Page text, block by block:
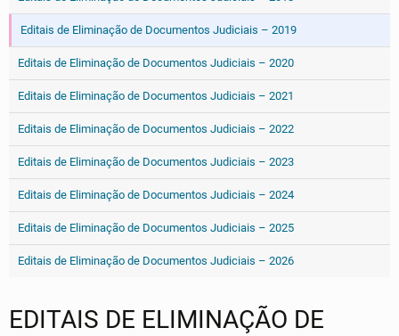
Editais de Eliminação de Documentos Judiciais – 2019
Editais de Eliminação de Documentos Judiciais – 2020
Editais de Eliminação de Documentos Judiciais – 2021
Editais de Eliminação de Documentos Judiciais – 2022
Editais de Eliminação de Documentos Judiciais – 2023
Editais de Eliminação de Documentos Judiciais – 2024
Editais de Eliminação de Documentos Judiciais – 2025
Editais de Eliminação de Documentos Judiciais – 2026
EDITAIS DE ELIMINAÇÃO DE